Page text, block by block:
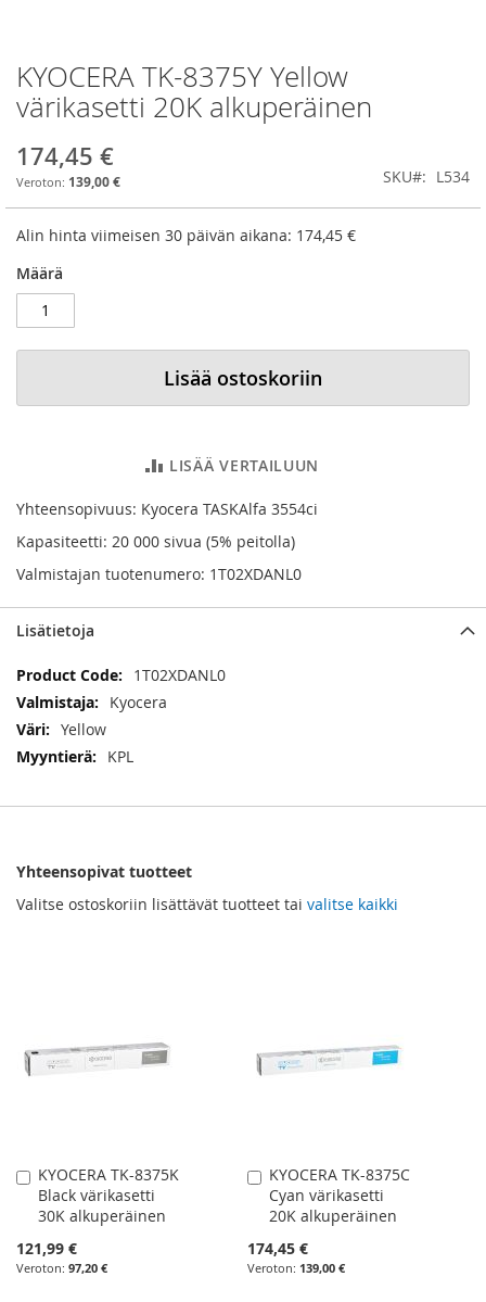
Skip
to
the
of
the
KYOCERA TK-8375Y Yellow
värikasetti 20K alkuperäinen
174,45 €
139,00 € SKU L534
Alin hinta viimeisen 30 päivän aikana: 174,45 €
Määrä
Lisää ostoskoriin
LISÄÄ VERTAILUUN
Yhteensopivuus: Kyocera TASKAlfa 3554ci
Kapasiteetti: 20 000 sivua (5% peitolla)
Valmistajan tuotenumero: 1T02XDANL0
Lisätietoja
Lisätietoja
1T02XDANL0
Kyocera
Yellow
KPL
Yhteensopivat tuotteet
Valitse ostoskoriin lisättävät tuotteet tai valitse kaikki
KYOCERA TK-8375K
Black värikasetti
30K alkuperäinen
121,99 €
97,20 €
Lisää
ostoskoriin
KYOCERA TK-8375C
Cyan värikasetti
20K alkuperäinen
174,45 €
139,00 €
Lisää
ostoskoriin